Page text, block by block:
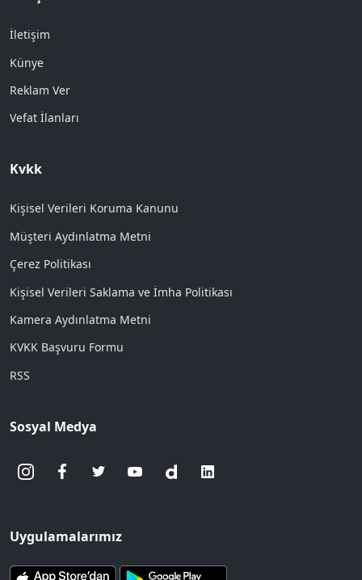
İletişim
Künye
Reklam Ver
Vefat İlanları
Kvkk
Kişisel Verileri Koruma Kanunu
Müşteri Aydınlatma Metni
Çerez Politikası
Kişisel Verileri Saklama ve İmha Politikası
Kamera Aydınlatma Metni
KVKK Başvuru Formu
RSS
Sosyal Medya
Uygulamalarımız